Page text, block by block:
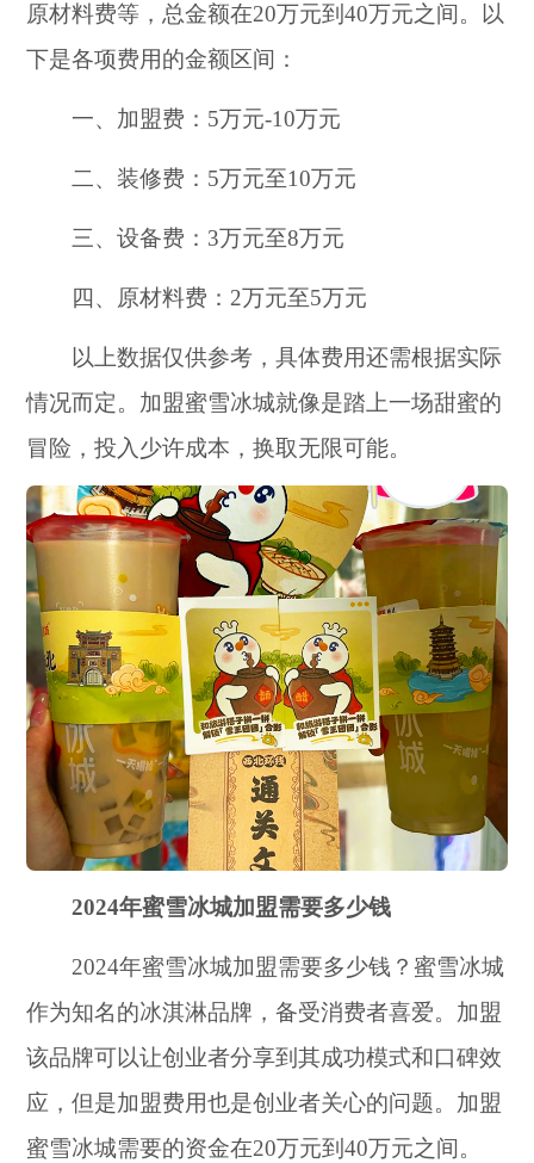
原材料费等，总金额在20万元到40万元之间。以
下是各项费用的金额区间：
一、加盟费：5万元-10万元
二、装修费：5万元至10万元
三、设备费：3万元至8万元
四、原材料费：2万元至5万元
以上数据仅供参考，具体费用还需根据实际
情况而定。加盟蜜雪冰城就像是踏上一场甜蜜的
冒险，投入少许成本，换取无限可能。
2024年蜜雪冰城加盟需要多少钱
2024年蜜雪冰城加盟需要多少钱？蜜雪冰城
作为知名的冰淇淋品牌，备受消费者喜爱。加盟
该品牌可以让创业者分享到其成功模式和口碑效
应，但是加盟费用也是创业者关心的问题。加盟
蜜雪冰城需要的资金在20万元到40万元之间。